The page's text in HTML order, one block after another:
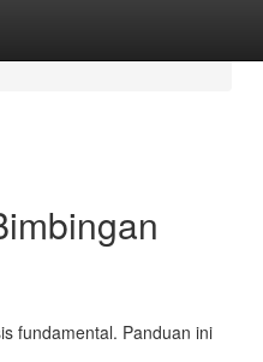
fundamental. Panduan ini